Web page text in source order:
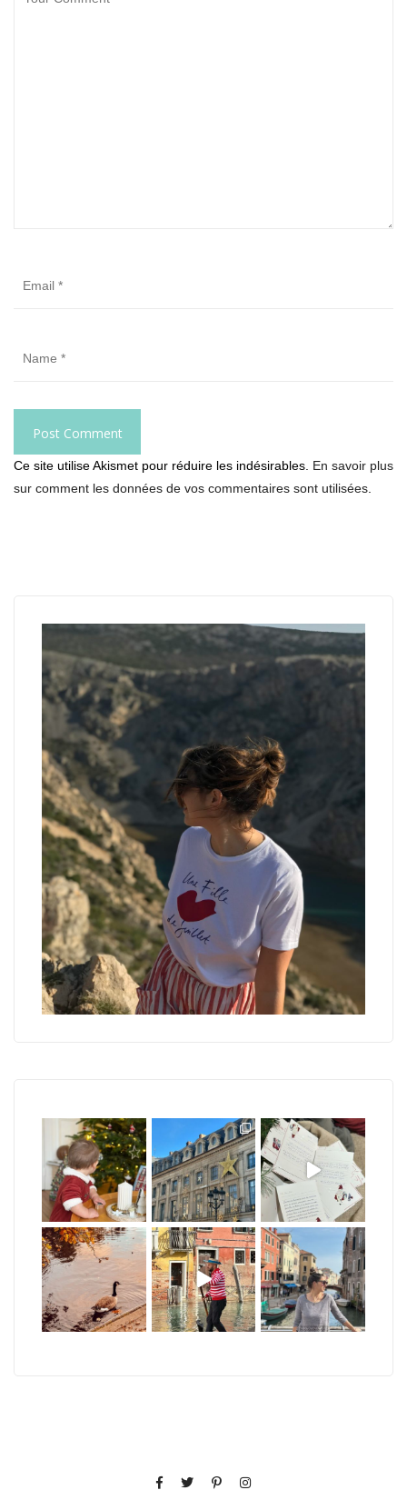
Ce site utilise Akismet pour réduire les indésirables. En savoir plus
sur comment les données de vos commentaires sont utilisées